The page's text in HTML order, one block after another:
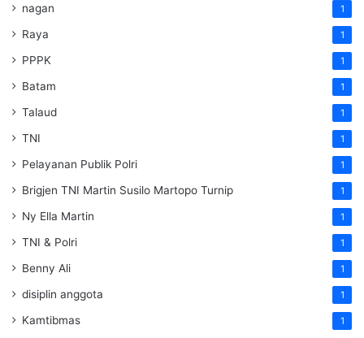
nagan 1
Raya 1
PPPK 1
Batam 1
Talaud 1
TNI 1
Pelayanan Publik Polri 1
Brigjen TNI Martin Susilo Martopo Turnip 1
Ny Ella Martin 1
TNI & Polri 1
Benny Ali 1
disiplin anggota 1
Kamtibmas 1